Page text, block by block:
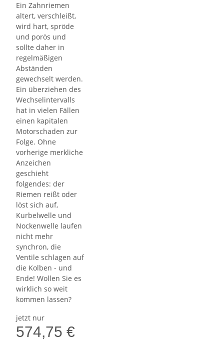
Ein Zahnriemen
altert, verschleißt,
wird hart, spröde
und porös und
sollte daher in
regelmäßigen
Abständen
gewechselt werden.
Ein überziehen des
Wechselintervalls
hat in vielen Fällen
einen kapitalen
Motorschaden zur
Folge. Ohne
vorherige merkliche
Anzeichen
geschieht
folgendes: der
Riemen reißt oder
löst sich auf,
Kurbelwelle und
Nockenwelle laufen
nicht mehr
synchron, die
Ventile schlagen auf
die Kolben - und
Ende! Wollen Sie es
wirklich so weit
kommen lassen?
jetzt nur
574,75 €